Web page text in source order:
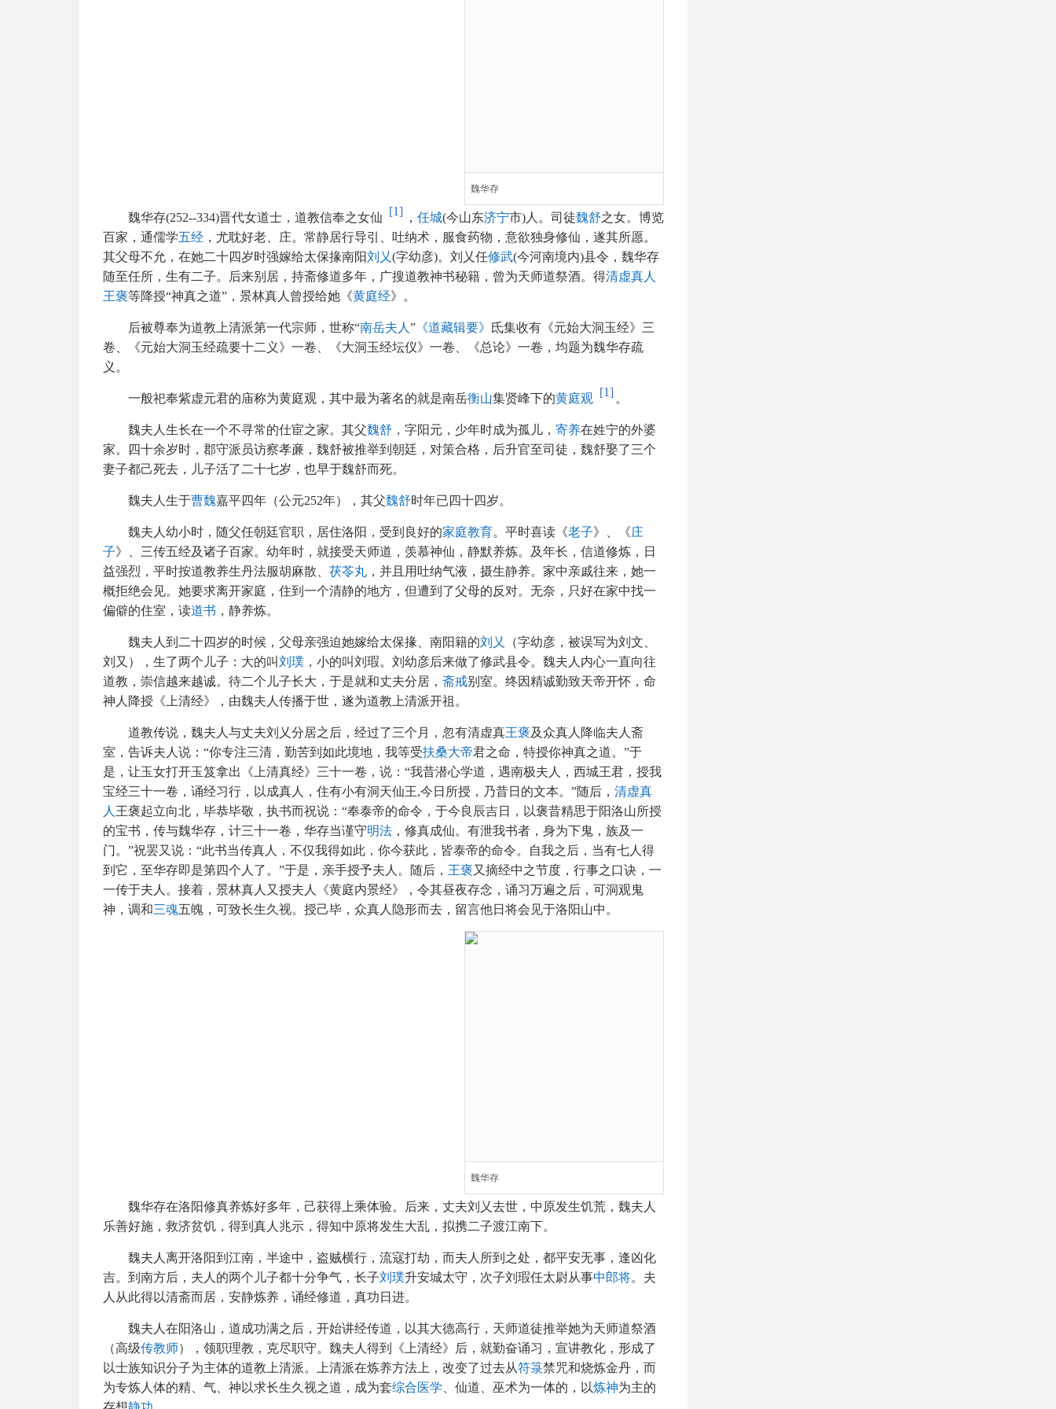
魏华存
魏华存(252--334)晋代女道士，道教信奉之女仙 [1] ， 任城(今山东济宁市)人。司徒魏舒之女。博览
百家，通儒学五经 ，尤耽好老、庄。常静居行导引、吐纳术，服食药物，意欲独身修仙，遂其所愿。
其父母不允，在她二十四岁时强嫁给太保掾南阳刘乂(字幼彦)。刘乂任修武(今河南境内)县令，魏华存
随至任所，生有二子。后来别居，持斋修道多年，广搜道教神书秘籍，曾为天师道祭酒。得清虚真人
王褒等降授“神真之道”，景林真人曾授给她《黄庭经》。
后被尊奉为道教上清派第一代宗师，世称“南岳夫人 ” 《道藏辑要》 氐集收有《元始大洞玉经》三
卷、《元始大洞玉经疏要十二义》一卷、《大洞玉经坛仪》一卷、《总论》一卷，均题为魏华存疏
义。
一般祀奉紫虚元君的庙称为黄庭观，其中最为著名的就是南岳衡山集贤峰下的黄庭观 [1] 。
魏夫人生长在一个不寻常的仕宦之家。其父魏舒 ，字阳元，少年时成为孤儿， 寄养在姓宁的外婆
家。四十余岁时，郡守派员访察孝亷，魏舒被推举到朝廷，对策合格，后升官至司徒，魏舒娶了三个
妻子都己死去，儿子活了二十七岁，也早于魏舒而死。
魏夫人生于曹魏嘉平四年（公元252年），其父魏舒时年已四十四岁。
魏夫人幼小时，随父任朝廷官职，居住洛阳，受到良好的家庭教育。平时喜读《老子》、《庄
子》、三传五经及诸子百家。幼年时，就接受天师道，羡慕神仙，静默养炼。及年长，信道修炼，日
益强烈，平时按道教养生丹法服胡麻散、 茯苓丸 ，并且用吐纳气液，摄生静养。家中亲戚往来，她一
概拒绝会见。她要求离开家庭，住到一个清静的地方，但遭到了父母的反对。无奈，只好在家中找一
偏僻的住室，读道书 ，静养炼。
魏夫人到二十四岁的时候，父母亲强迫她嫁给太保掾、南阳籍的刘乂
（字幼彦，被误写为刘文、
刘又），生了两个儿子：大的叫刘璞 ，小的叫刘瑕。刘幼彦后来做了修武县令。魏夫人内心一直向往
道教，崇信越来越诚。待二个儿子长大，于是就和丈夫分居， 斋戒别室。终因精诚勤致天帝开怀，命
神人降授《上清经》，由魏夫人传播于世，遂为道教上清派开祖。
道教传说，魏夫人与丈夫刘乂分居之后，经过了三个月，忽有清虚真王褒及众真人降临夫人斋
室，告诉夫人说：“你专注三清，勤苦到如此境地，我等受扶桑大帝君之命，特授你神真之道。”于
是，让玉女打开玉笈拿出《上清真经》三十一卷，说：“我昔潜心学道，遇南极夫人，西城王君，授我
宝经三十一卷，诵经习行，以成真人，住有小有洞天仙王,今日所授，乃昔日的文本。”随后， 清虚真
人 王褒起立向北，毕恭毕敬，执书而祝说：“奉泰帝的命令，于今良辰吉日，以褒昔精思于阳洛山所授
的宝书，传与魏华存，计三十一卷，华存当谨守明法 ，修真成仙。有泄我书者，身为下鬼，族及一
门。”祝罢又说：“此书当传真人，不仅我得如此，你今获此，皆泰帝的命令。自我之后，当有七人得
到它，至华存即是第四个人了。”于是，亲手授予夫人。随后， 王褒又摘经中之节度，行事之口诀，一
一传于夫人。接着，景林真人又授夫人《黄庭内景经》，令其昼夜存念，诵习万遍之后，可洞观鬼
神，调和三魂五魄，可致长生久视。授己毕，众真人隐形而去，留言他日将会见于洛阳山中。
魏华存
魏华存在洛阳修真养炼好多年，己获得上乘体验。后来，丈夫刘乂去世，中原发生饥荒，魏夫人
乐善好施，救济贫饥，得到真人兆示，得知中原将发生大乱，拟携二子渡江南下。
魏夫人离开洛阳到江南，半途中，盗贼横行，流寇打劫，而夫人所到之处，都平安无事，逢凶化
吉。到南方后，夫人的两个儿子都十分争气，长子刘璞升安城太守，次子刘瑕任太尉从事中郎将。夫
人从此得以清斋而居，安静炼养，诵经修道，真功日进。
魏夫人在阳洛山，道成功满之后，开始讲经传道，以其大德高行，天师道徒推举她为天师道祭酒
（高级传教师），领职理教，克尽职守。魏夫人得到《上清经》后，就勤奋诵习，宣讲教化，形成了
以士族知识分子为主体的道教上清派。上清派在炼养方法上，改变了过去从符箓禁咒和烧炼金丹，而
为专炼人体的精、气、神以求长生久视之道，成为套综合医学 、仙道、巫术为一体的，以炼神为主的